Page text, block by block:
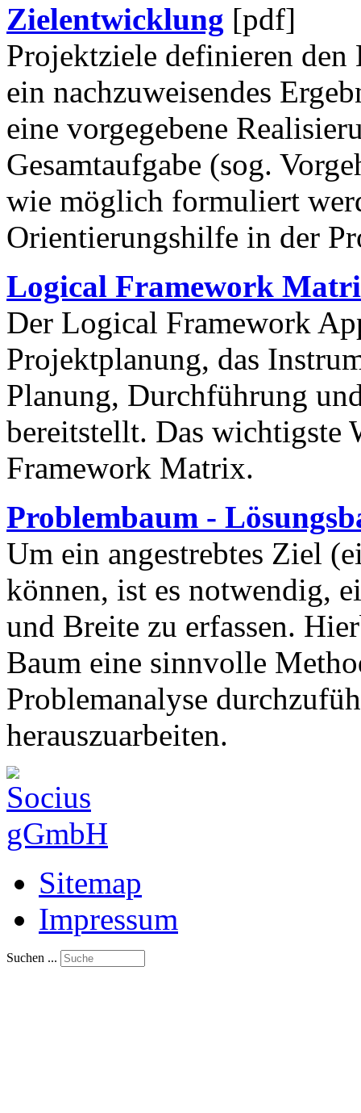
Zielentwicklung [pdf]
Projektziele definieren
ein nachzuweisendes
eine vorgegebene
Gesamtaufgabe (sog.
wie möglich formuliert
Orientierungshilfe in der
Logical Framework
Der Logical Framework
Projektplanung, das
Planung, Durchführung
bereitstellt. Das wichtigste
Framework Matrix.
Problembaum -
Um ein angestrebtes Ziel
können, ist es notwendig,
und Breite zu erfassen.
Baum eine sinnvolle
Problemanalyse
herauszuarbeiten.
Sitemap
Impressum
Suchen ...